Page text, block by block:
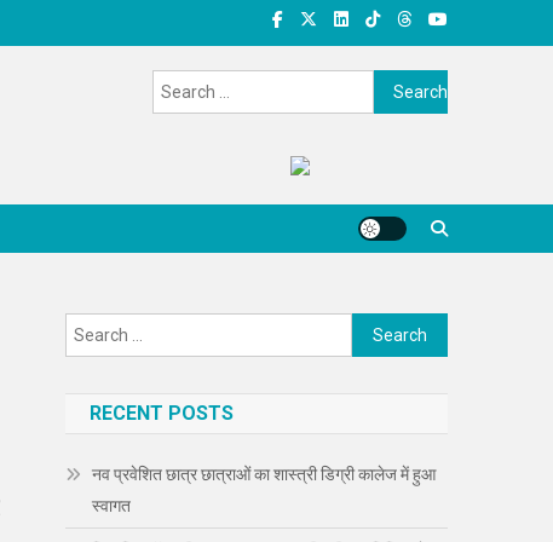
Search
for:
Search
for:
RECENT POSTS
नव प्रवेशित छात्र छात्राओं का शास्त्री डिग्री कालेज में हुआ
स्वागत